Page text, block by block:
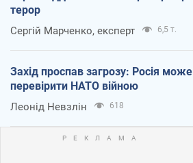
терор
Сергій Марченко, експерт 6,5 т.
Захід проспав загрозу: Росія може
перевірити НАТО війною
Леонід Невзлін 618